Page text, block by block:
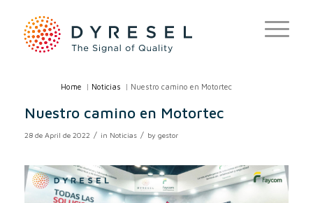
Home Noticias Nuestro camino en Motortec
Nuestro camino en Motortec
28 de April de 2022 / in Noticias / bygestor